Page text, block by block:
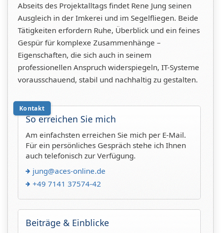
Abseits des Projektalltags findet Rene Jung seinen
Ausgleich in der Imkerei und im Segelfliegen. Beide
Tätigkeiten erfordern Ruhe, Überblick und ein feines
Gespür für komplexe Zusammenhänge –
Eigenschaften, die sich auch in seinem
professionellen Anspruch widerspiegeln, IT-Systeme
vorausschauend, stabil und nachhaltig zu gestalten.
Kontakt
So erreichen Sie mich
Am einfachsten erreichen Sie mich per E-Mail.
Für ein persönliches Gespräch stehe ich Ihnen
auch telefonisch zur Verfügung.
jung@aces-online.de
+49 7141 37574-42
Beiträge & Einblicke